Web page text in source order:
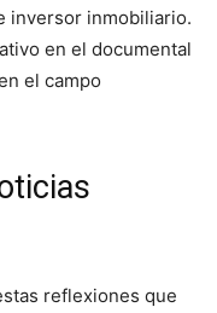
inversor inmobiliario.
en el documental
el campo
reflexiones que